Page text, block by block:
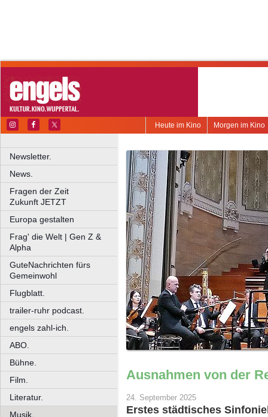
Morgen im Kino
Heute im Kino
Newsletter.
News.
Fragen der Zeit
Zukunft JETZT
Europa gestalten
Frag' die Welt | Gen Z &
Alpha
GuteNachrichten fürs
Gemeinwohl
Flugblatt.
trailer-ruhr podcast.
engels zahl-ich.
ABO.
Bühne.
Film.
Literatur.
Musik.
Ausnahmen von der
24. September 2025
Erstes städtisches